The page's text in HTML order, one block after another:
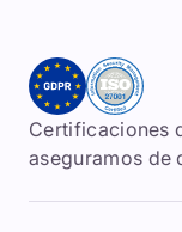
Certificaciones
aseguramos de